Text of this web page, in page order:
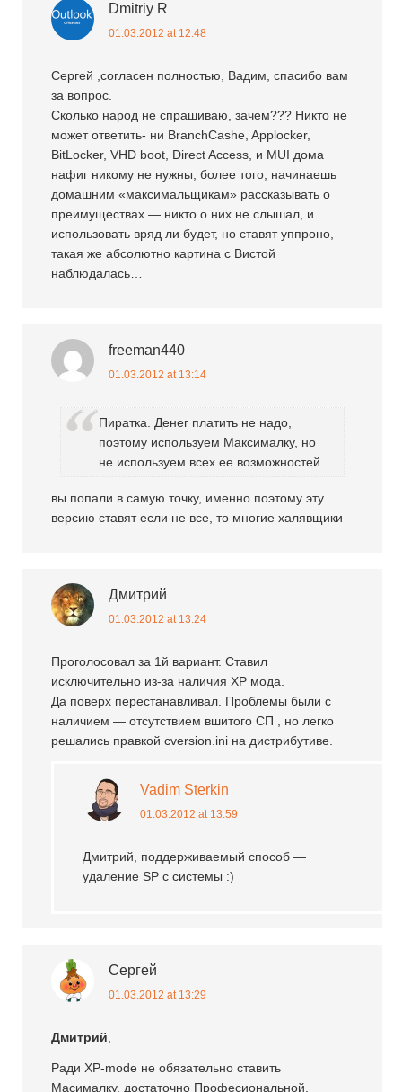
Dmitriy R
01.03.2012 at 12:48
Сергей ,согласен полностью, Вадим, спасибо вам
за вопрос.
Сколько народ не спрашиваю, зачем??? Никто не
может ответить- ни BranchCashe, Applocker,
BitLocker, VHD boot, Direct Access, и MUI дома
нафиг никому не нужны, более того, начинаешь
домашним «максимальщикам» рассказывать о
преимуществах — никто о них не слышал, и
использовать вряд ли будет, но ставят уппроно,
такая же абсолютно картина с Вистой
наблюдалась…
freeman440
01.03.2012 at 13:14
Пиратка. Денег платить не надо,
поэтому используем Максималку, но
не используем всех ее возможностей.
вы попали в самую точку, именно поэтому эту
версию ставят если не все, то многие халявщики
Дмитрий
01.03.2012 at 13:24
Проголосовал за 1й вариант. Ставил
исключительно из-за наличия XP мода.
Да поверх перестанавливал. Проблемы были с
наличием — отсутствием вшитого СП , но легко
решались правкой cversion.ini на дистрибутиве.
Vadim Sterkin
01.03.2012 at 13:59
Дмитрий, поддерживаемый способ —
удаление SP с системы :)
Сергей
01.03.2012 at 13:29
Дмитрий
Ради XP-mode не обязательно ставить
Масималку, достаточно Професиональной.